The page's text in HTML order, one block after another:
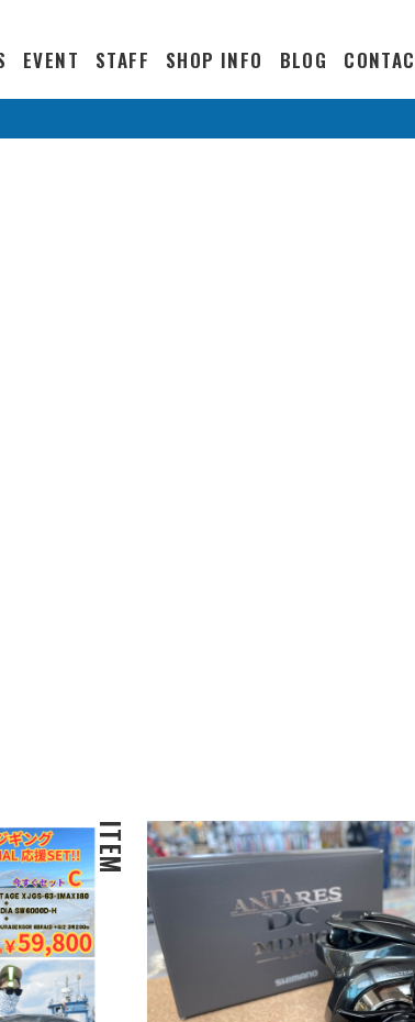
EVENT STAFF SHOP INFO BLOG
ITEM